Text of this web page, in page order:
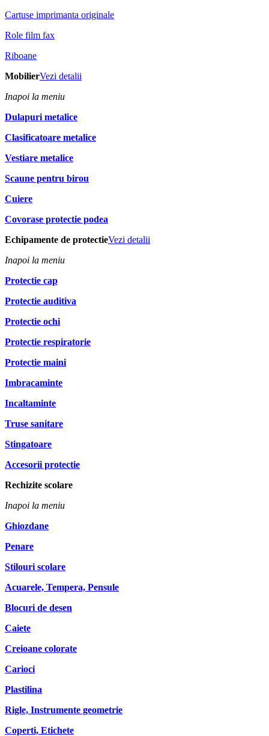
Cartuse imprimanta originale
Role film fax
Riboane
MobilierVezi detalii
Inapoi la meniu
Dulapuri metalice
Clasificatoare metalice
Vestiare metalice
Scaune pentru birou
Cuiere
Covorase protectie podea
Echipamente de protectieVezi detalii
Inapoi la meniu
Protectie cap
Protectie auditiva
Protectie ochi
Protectie respiratorie
Protectie maini
Imbracaminte
Incaltaminte
Truse sanitare
Stingatoare
Accesorii protectie
Rechizite scolare
Inapoi la meniu
Ghiozdane
Penare
Stilouri scolare
Acuarele, Tempera, Pensule
Blocuri de desen
Caiete
Creioane colorate
Carioci
Plastilina
Rigle, Instrumente geometrie
Coperti, Etichete